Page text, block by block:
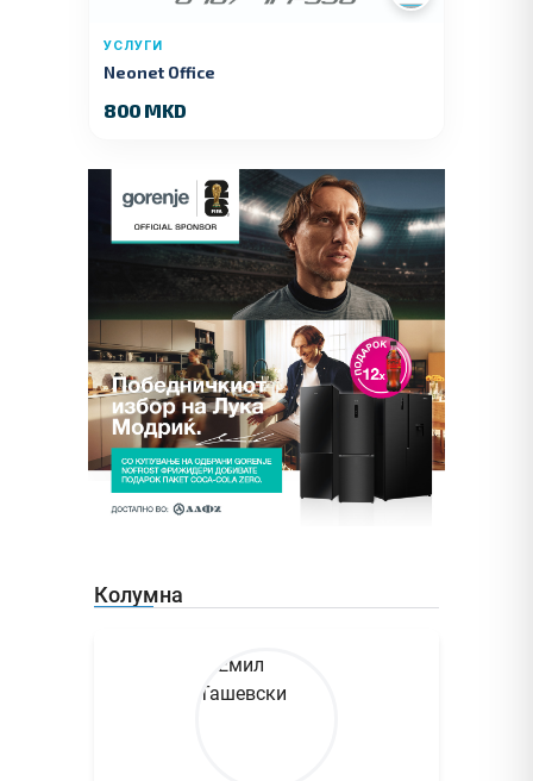
УСЛУГИ
Neonet Office
800 MKD
Колумна